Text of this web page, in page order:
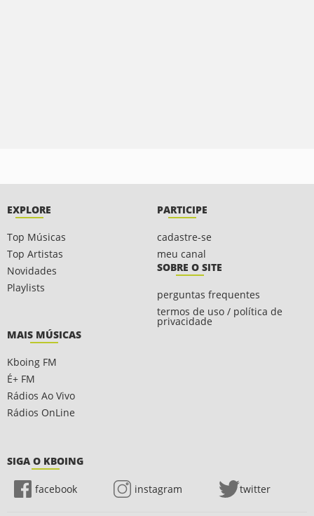
EXPLORE
Top Músicas
Top Artistas
Novidades
Playlists
PARTICIPE
cadastre-se
meu canal
SOBRE O SITE
perguntas frequentes
termos de uso / política de
privacidade
MAIS MÚSICAS
Kboing FM
É+ FM
Rádios Ao Vivo
Rádios OnLine
SIGA O KBOING
facebook instagram twitter